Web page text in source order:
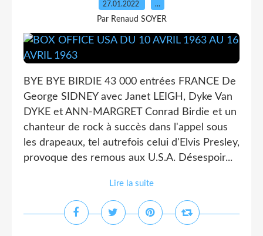
27.01.2022 …
Par Renaud SOYER
BYE BYE BIRDIE 43 000 entrées FRANCE De
George SIDNEY avec Janet LEIGH, Dyke Van
DYKE et ANN-MARGRET Conrad Birdie et un
chanteur de rock à succès dans l'appel sous
les drapeaux, tel autrefois celui d'Elvis Presley,
provoque des remous aux U.S.A. Désespoir...
Lire la suite